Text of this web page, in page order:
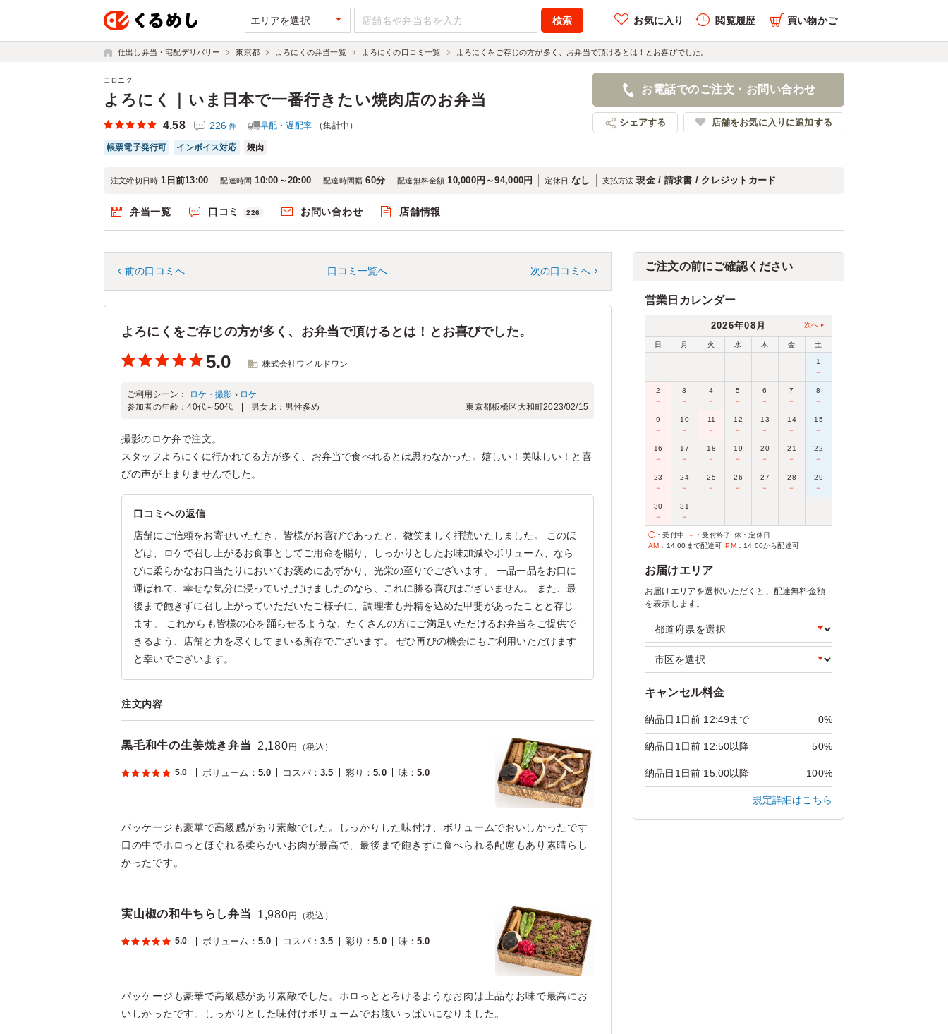
エリアを選択 お気に入り 閲覧履歴 買い物かご
仕出し弁当・宅配デリバリー 東京都 よろにくの弁当一覧 よろにくの口コミ一覧 よろにくをご存じの方が多く、お弁当で頂けるとは！とお喜びでした。
よろにく｜いま日本で一番行きたい焼肉店のお弁当
ヨロニク
4.58 226 件 早配・遅配率-（集計中）
帳票電子発行可 インボイス対応 焼肉
お電話でのご注文・お問い合わせ
シェアする 店舗をお気に入りに追加する
注文締切日時 1日前13:00 配達時間 10:00～20:00 配達時間幅 60分 配達無料金額 10,000円～94,000円 定休日 なし 支払方法 現金 / 請求書 / クレジットカード
弁当一覧 口コミ 226 お問い合わせ 店舗情報
前の口コミへ 口コミ一覧へ 次の口コミへ
よろにくをご存じの方が多く、お弁当で頂けるとは！とお喜びでした。
5.0 株式会社ワイルドワン
ご利用シーン： ロケ・撮影 › ロケ
参加者の年齢：40代～50代 男女比： 男性多め 東京都板橋区大和町2023/02/15
撮影のロケ弁で注文。
スタッフよろにくに行かれてる方が多く、お弁当で食べれるとは思わなかった。嬉しい！美味しい！と喜
びの声が止まりませんでした。
口コミへの返信
店舗にご信頼をお寄せいただき、皆様がお喜びであったと、微笑ましく拝読いたしました。 このほ
どは、ロケで召し上がるお食事としてご用命を賜り、しっかりとしたお味加減やボリューム、なら
びに柔らかなお口当たりにおいてお褒めにあずかり、光栄の至りでございます。 一品一品をお口に
運ばれて、幸せな気分に浸っていただけましたのなら、これに勝る喜びはございません。 また、最
後まで飽きずに召し上がっていただいたご様子に、調理者も丹精を込めた甲斐があったことと存じ
ます。 これからも皆様の心を踊らせるような、たくさんの方にご満足いただけるお弁当をご提供で
きるよう、店舗と力を尽くしてまいる所存でございます。 ぜひ再びの機会にもご利用いただけます
と幸いでございます。
注文内容
黒毛和牛の生姜焼き弁当 2,180 円（税込）
5.0 ボリューム ： 5.0 コスパ： 3.5 彩り ：5.0 味：5.0
パッケージも豪華で高級感があり素敵でした。しっかりした味付け、ボリュームでおいしかったです
口の中でホロっとほぐれる柔らかいお肉が最高で、最後まで飽きずに食べられる配慮もあり素晴らし
かったです。
実山椒の和牛ちらし弁当 1,980 円（税込）
5.0 ボリューム ： 5.0 コスパ： 3.5 彩り ：5.0 味：5.0
パッケージも豪華で高級感があり素敵でした。ホロっととろけるようなお肉は上品なお味で最高にお
いしかったです。しっかりとした味付けボリュームでお腹いっぱいになりました。
ご注文の前にご確認ください
営業日カレンダー
2026年08月 次へ
日 月 火 水 木 金 土
1
－
2
－
3
－
4
－
5
－
6
－
7
－
8
－
9
－
10
－
11
－
12
－
13
－
14
－
15
－
16
－
17
－
18
－
19
－
20
－
21
－
22
－
23
－
24
－
25
－
26
－
27
－
28
－
29
－
30
－
31
－
◯ ：受付中 － ：受付終了 休 ：定休日
AM ：14:00まで配達可 PM：14:00から配達可
お届けエリア
お届けエリアを選択いただくと、配達無料金額
を表示します。
キャンセル料金
納品日1日前 12:49まで 0%
納品日1日前 12:50以降 50%
納品日1日前 15:00以降 100%
規定詳細はこちら